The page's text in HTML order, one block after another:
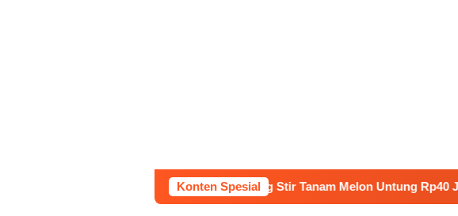
Konten Spesial
Bangunan Sepi, Roni Banting Stir Tanam Melon Untung Rp40 Juta Sekali